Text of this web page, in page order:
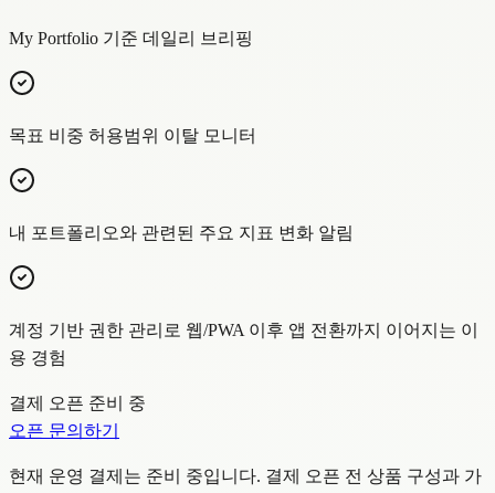
My Portfolio 기준 데일리 브리핑
목표 비중 허용범위 이탈 모니터
내 포트폴리오와 관련된 주요 지표 변화 알림
계정 기반 권한 관리로 웹/PWA 이후 앱 전환까지 이어지는 이
용 경험
결제 오픈 준비 중
오픈 문의하기
현재 운영 결제는 준비 중입니다. 결제 오픈 전 상품 구성과 가